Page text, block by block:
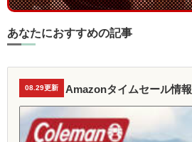
あなたにおすすめの記事
08.29更新 Amazonタイムセール情報